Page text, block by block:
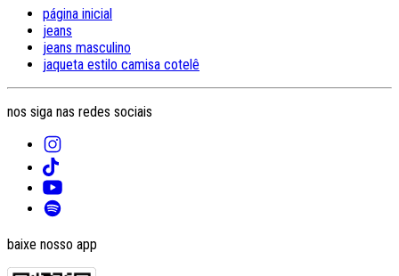
página inicial
jeans
jeans masculino
jaqueta estilo camisa cotelê
nos siga nas redes sociais
baixe nosso app